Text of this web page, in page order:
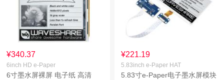
¥340.37
6inch HD e-Paper
6寸墨水屏裸屏 电子纸 高清
¥221.19
5.83inch e-Paper HAT
5.83寸e-Paper电子墨水屏模块